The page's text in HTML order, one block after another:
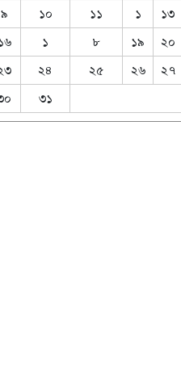
৯ ১০ ১১ ১ ১৩
১ ৮ ১৯ ২০
২৪ ২৫ ২৬ ২৭
৩১